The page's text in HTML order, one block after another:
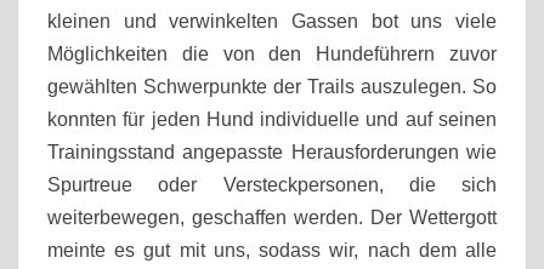
kleinen und verwinkelten Gassen bot uns viele
Möglichkeiten die von den Hundeführern zuvor
gewählten Schwerpunkte der Trails auszulegen. So
konnten für jeden Hund individuelle und auf seinen
Trainingsstand angepasste Herausforderungen wie
Spurtreue oder Versteckpersonen, die sich
weiterbewegen, geschaffen werden. Der Wettergott
meinte es gut mit uns, sodass wir, nach dem alle